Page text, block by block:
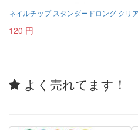
ネイルチップ スタンダードロング クリア
120 円
よく売れてます！